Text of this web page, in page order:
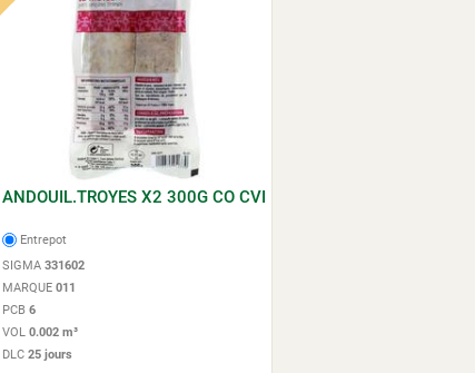
ANDOUIL.TROYES X2 300G CO CVI
Entrepot
SIGMA 331602
MARQUE 011
PCB 6
VOL 0.002 m³
DLC 25 jours